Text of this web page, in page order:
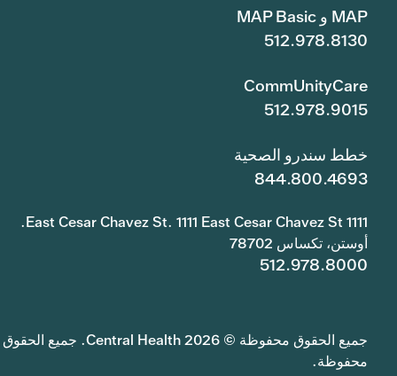
MAP و MAP Basic
512.978.8130
CommUnityCare
512.978.9015
خطط سندرو الصحية
844.800.4693
1111 East Cesar Chavez St. 1111 East Cesar Chavez St.
أوستن، تكساس 78702
512.978.8000
جميع الحقوق محفوظة © 2026 Central Health. جميع الحقوق
محفوظة.